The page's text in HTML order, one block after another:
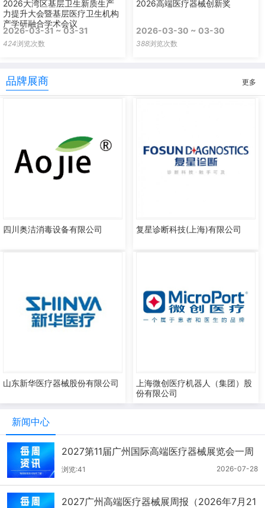
2026大湾区基层卫生新质生产
力提升大会暨基层医疗卫生机构
产学研融合学术会议
2026-03-31 ~ 03-31
424浏览次数
2026高端医疗器械创新奖
2026-03-30 ~ 03-30
388浏览次数
品牌展商 更多
四川奥洁消毒设备有限公司 复星诊断科技(上海)有限公司
山东新华医疗器械股份有限公司
上海微创医疗机器人（集团）股
份有限公司
新闻中心
2027第11届广州国际高端医疗器械展览会一周
报（7.22-7.28）
2026-07-28
浏览:41
2027广州高端医疗器械展周报（2026年7月21